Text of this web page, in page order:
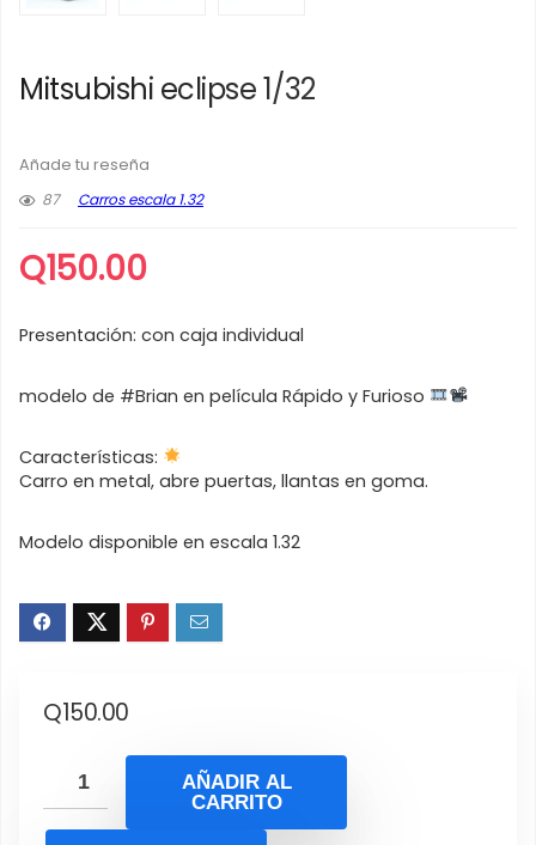
Mitsubishi eclipse 1/32
Añade tu reseña
87
Carros escala 1.32
Q150.00
Presentación: con caja individual
modelo de #Brian en película Rápido y Furioso
Características:
Carro en metal, abre puertas, llantas en goma.
Modelo disponible en escala 1.32
Q150.00
AÑADIR AL
CARRITO